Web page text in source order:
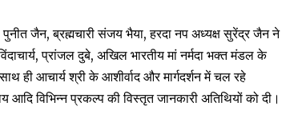
जैन, ब्रह्मचारी संजय भैया, हरदा नप अध्यक्ष सुरेंद्र जैन ने
प्रांजल दुबे, अखिल भारतीय मां नर्मदा भक्त मंडल के
ही आचार्य श्री के आशीर्वाद और मार्गदर्शन में चल रहे
विभिन्न प्रकल्प की विस्तृत जानकारी अतिथियों को दी।